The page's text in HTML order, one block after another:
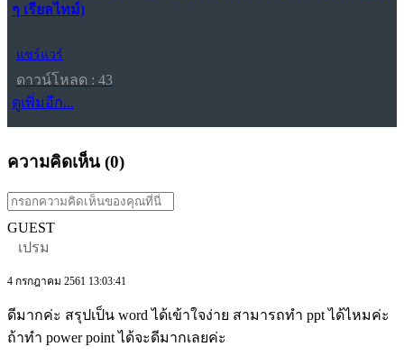
ๆ เรียลไทม์)
แชร์แวร์
ดาวน์โหลด : 43
ดูเพิ่มอีก...
ความคิดเห็น (0)
GUEST
เปรม
4 กรกฎาคม 2561 13:03:41
ดีมากค่ะ สรุปเป็น word ได้เข้าใจง่าย สามารถทำ ppt ได้ไหมค่ะ
ถ้าทำ power point ได้จะดีมากเลยค่ะ